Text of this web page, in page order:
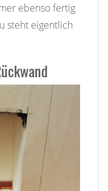
ebenso fertig
steht eigentlich